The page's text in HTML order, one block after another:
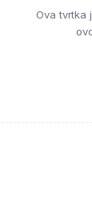
Ova tvrtka